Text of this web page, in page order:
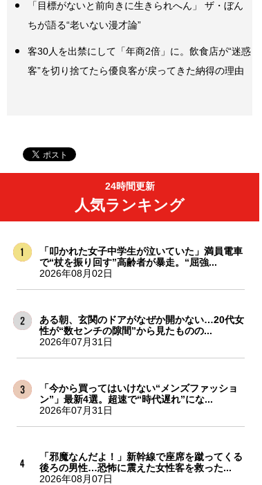
「目標がないと前向きに生きられへん」 ザ・ぼん
ちが語る“老いない漫才論”
客30人を出禁にして「年商2倍」に。飲食店が“迷惑
客”を切り捨てたら優良客が戻ってきた納得の理由
24時間更新
人気ランキング
「叩かれた女子中学生が泣いていた」満員電車
で“杖を振り回す”高齢者が暴走。“屈強...
2026年08月02日
ある朝、玄関のドアがなぜか開かない…20代女
性が“数センチの隙間”から見たものの...
2026年07月31日
「今から買ってはいけない“メンズファッショ
ン”」最新4選。超速で“時代遅れ”にな...
2026年07月31日
「邪魔なんだよ！」新幹線で座席を蹴ってくる
後ろの男性…恐怖に震えた女性客を救った...
2026年08月07日